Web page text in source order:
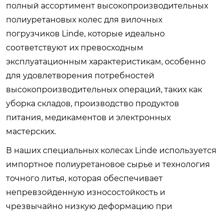
полный ассортимент высокопроизводительных
полиуретановых колес для вилочных
погрузчиков Linde, которые идеально
соответствуют их превосходным
эксплуатационным характеристикам, особенно
для удовлетворения потребностей
высокопроизводительных операций, таких как
уборка складов, производство продуктов
питания, медикаментов и электронных
мастерских.
В наших специальных колесах Linde используется
импортное полиуретановое сырье и технология
точного литья, которая обеспечивает
непревзойденную износостойкость и
чрезвычайно низкую деформацию при